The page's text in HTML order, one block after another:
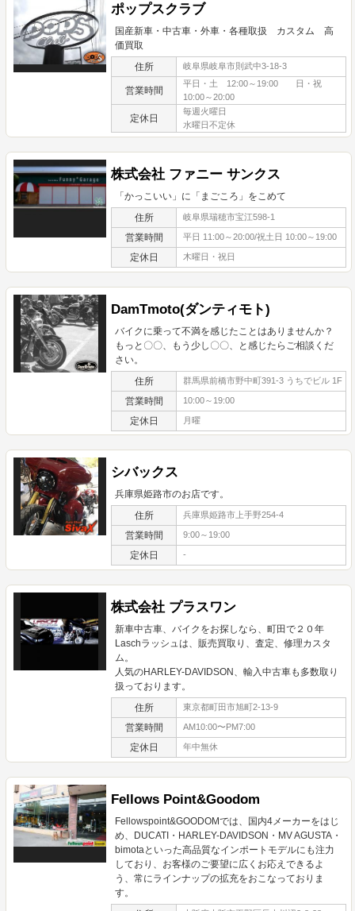
ポップスクラブ
国産新車・中古車・外車・各種取扱 カスタム 高
価買取
住所 岐阜県岐阜市則武中3-18-3
営業時間
平日・土 12:00～19:00 日・祝
10:00～20:00
定休日
毎週火曜日
水曜日不定休
株式会社 ファニー サンクス
「かっこいい」に「まごころ」をこめて
住所 岐阜県瑞穂市宝江598-1
営業時間 平日 11:00～20:00/祝土日 10:00～19:00
定休日 木曜日・祝日
DamTmoto(ダンティモト)
バイクに乗って不満を感じたことはありませんか？
もっと〇〇、もう少し〇〇、と感じたらご相談くだ
さい。
住所 群馬県前橋市野中町391-3 うちでビル 1F
営業時間 10:00～19:00
定休日 月曜
シバックス
兵庫県姫路市のお店です。
住所 兵庫県姫路市上手野254-4
営業時間 9:00～19:00
定休日 -
株式会社 プラスワン
新車中古車、バイクをお探しなら、町田で２０年
Laschラッシュは、販売買取り、査定、修理カスタ
ム。
人気のHARLEY-DAVIDSON、輸入中古車も多数取り
扱っております。
住所 東京都町田市旭町2-13-9
営業時間 AM10:00〜PM7:00
定休日 年中無休
Fellows Point&Goodom
Fellowspoint&GOODOMでは、国内4メーカーをはじ
め、DUCATI・HARLEY-DAVIDSON・MV AGUSTA・
bimotaといった高品質なインポートモデルにも注力
しており、お客様のご要望に広くお応えできるよ
う、常にラインナップの拡充をおこなっておりま
す。